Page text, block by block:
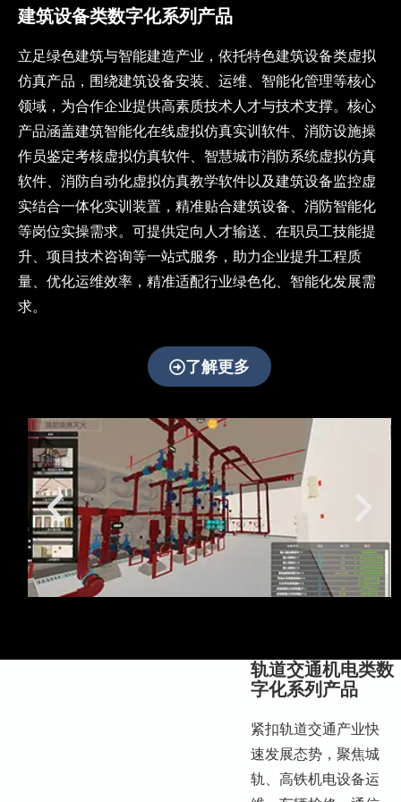
为数
字教
育提
供沉
浸式
教学
解决
方
案，
助力
教育
数字
化转
型与
智能
化升
建筑设备类数字化系列产品
立足绿色建筑与智能建造产业，依托特色建筑设备类虚拟
仿真产品，围绕建筑设备安装、运维、智能化管理等核心
领域，为合作企业提供高素质技术人才与技术支撑。核心
产品涵盖建筑智能化在线虚拟仿真实训软件、消防设施操
作员鉴定考核虚拟仿真软件、智慧城市消防系统虚拟仿真
软件、消防自动化虚拟仿真教学软件以及建筑设备监控虚
实结合一体化实训装置，精准贴合建筑设备、消防智能化
等岗位实操需求。可提供定向人才输送、在职员工技能提
升、项目技术咨询等一站式服务，助力企业提升工程质
量、优化运维效率，精准适配行业绿色化、智能化发展需
求。
了解更多
轨道交通机电类数
字化系列产品
紧扣轨道交通产业快
速发展态势，聚焦城
轨、高铁机电设备运